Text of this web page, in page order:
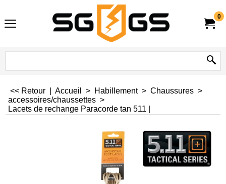
0
<< Retour Accueil > Habillement> Chaussures >
accessoires/chaussettes >
Lacets de rechange Paracorde tan 511 |